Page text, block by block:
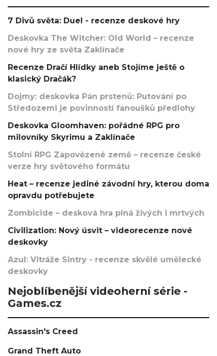
7 Divů světa: Duel - recenze deskové hry
Deskovka The Witcher: Old World – recenze
nové hry ze světa Zaklínače
Recenze Dračí Hlídky aneb Stojíme ještě o
klasický Dračák?
Dojmy: deskovka Pán prstenů: Putování po
Středozemi je povinností fanoušků předlohy
Deskovka Gloomhaven: pořádné RPG pro
milovníky Skyrimu a Zaklínače
Stolní RPG Zapovězené země – recenze české
verze hry světového formátu
Heat – recenze jediné závodní hry, kterou doma
opravdu potřebujete
Zombicide – desková hra plná živých i mrtvých
Civilization: Nový úsvit – videorecenze nové
deskovky
Azul: Vitráže Sintry - recenze skvělé umělecké
deskovky
Nejoblíbenější videoherní série -
Games.cz
Assassin's Creed
Grand Theft Auto